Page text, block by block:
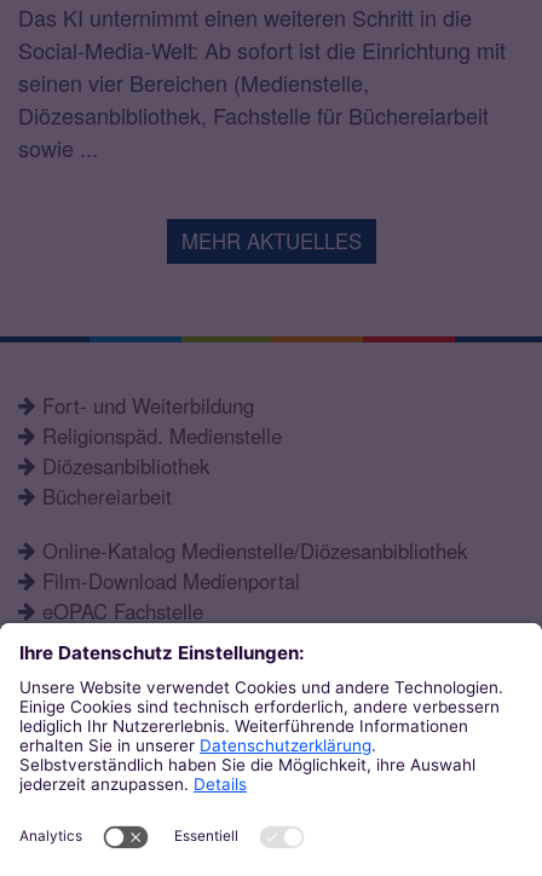
Das KI unternimmt einen weiteren Schritt in die
Social-Media-Welt: Ab sofort ist die Einrichtung mit
seinen vier Bereichen (Medienstelle,
Diözesanbibliothek, Fachstelle für Büchereiarbeit
sowie ...
MEHR AKTUELLES
Fort- und Weiterbildung
Religionspäd. Medienstelle
Diözesanbibliothek
Büchereiarbeit
Online-Katalog Medienstelle/Diözesanbibliothek
Film-Download Medienportal
eOPAC Fachstelle
Fortbildungsprogramm
Schulformen
Öffnungszeiten
Aktuelles